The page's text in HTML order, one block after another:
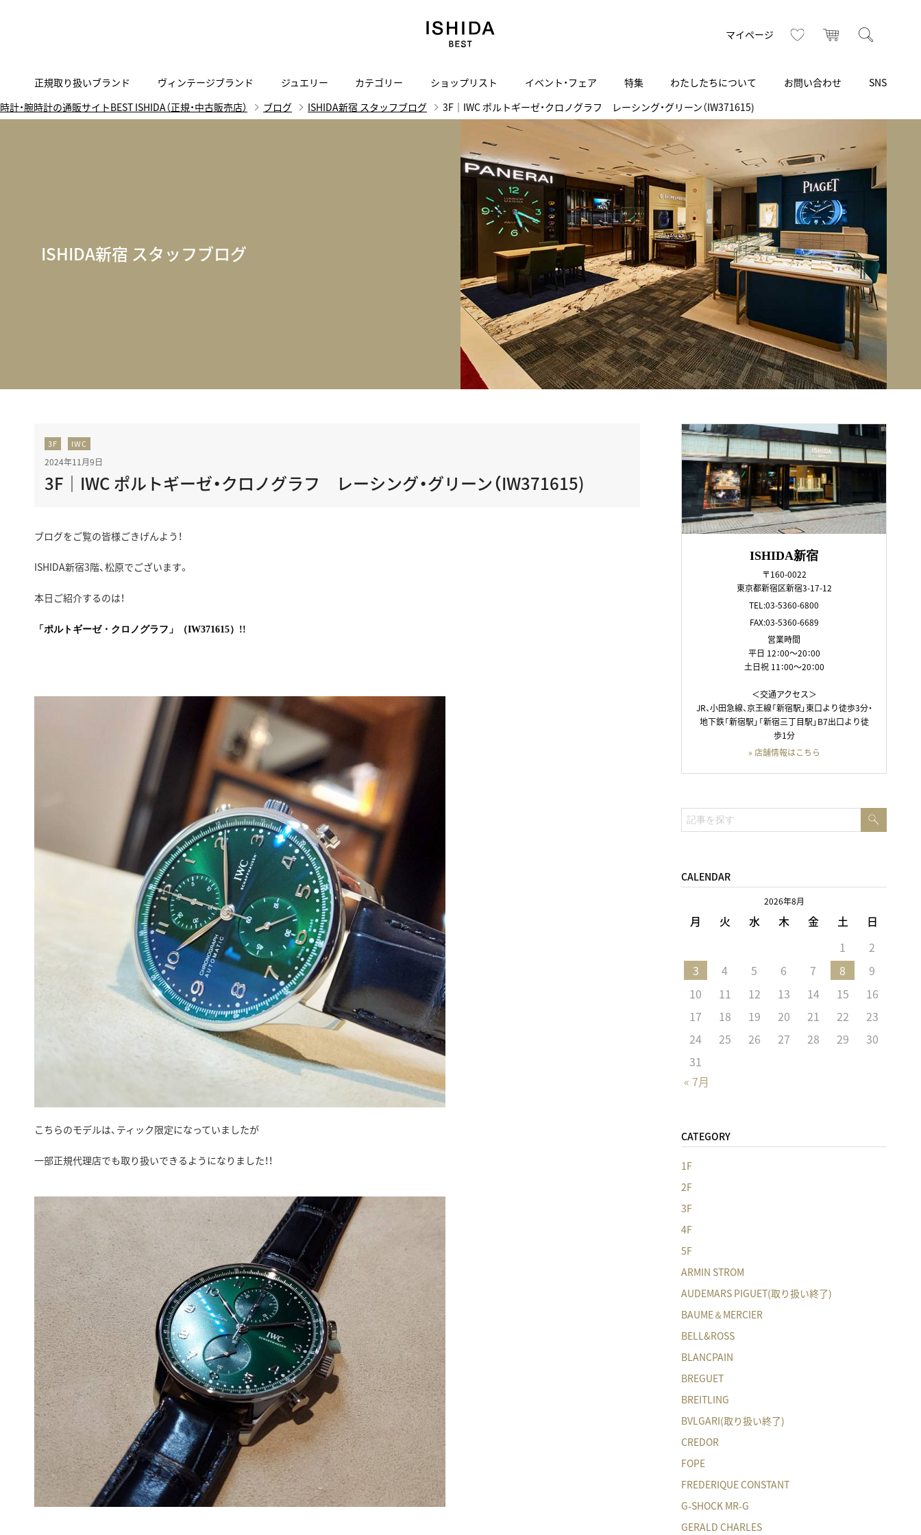
マイページ お気に入りカート
正規取り扱いブランド
A B C D E F G H I J K L M N O P R S T U V
amazfit
アマズフィット
AMIDA
アミダ
ARMINSTROM
アーミンシュトローム
Arnold & Son
アーノルド＆サン
正規取り扱いブランド一覧はこちら
ヴィンテージブランド
買取り・下取り・委託サービスについて
検索
ヴィンテージブランド一覧はこちら
ジュエリー カテゴリー
ヴィンテージブランド
スマートウォッチ
ISHIDA いいモノ Selection
いいモノ Gift selection
i.s.d.(アイエスディー)
ショップリスト
Luxury Time Lounge ブライトリング ブティック 銀座
ブライトリング ブティック GINZA SIX IWC 表参道ブティック BEST VINTAGE新宿
ヒューリックスクエア札幌
ショップリスト一覧はこちら
イベント・フェア 特集 わたしたちについて
代表メッセージ 会社概要 サービス CSR
お問い合わせ
お問い合わせ ご来店の予約 オンライン相談 買取り・下取り・委託サービス
SNS
INSTAGRAM
TikTok
時計・腕時計の通販サイトBEST ISHIDA（正規・中古販売店） ブログ ISHIDA新宿 スタッフブログ 3F｜IWC ポルトギーゼ・クロノグラフ レーシング・グリーン（IW371615)
ISHIDA新宿 スタッフブログ
3F IWC
2024年11月9日
3F｜IWC ポルトギーゼ・クロノグラフ レーシング・グリーン（IW371615)
ブログをご覧の皆様ごきげんよう！
ISHIDA新宿3階、松原でございます。
本日ご紹介するのは！
「ポルトギーゼ・クロノグラフ」（IW371615）!!
こちらのモデルは、ティック限定になっていましたが
一部正規代理店でも取り扱いできるようになりました！！
ISHIDA新宿
〒160-0022
東京都新宿区新宿3-17-12
TEL:03-5360-6800
FAX:03-5360-6689
営業時間
平日 12：00～20：00
土日祝 11：00～20：00
＜交通アクセス＞
JR、小田急線、京王線「新宿駅」東口より徒歩3分・
地下鉄「新宿駅」「新宿三丁目駅」B7出口より徒
歩1分
» 店舗情報はこちら
検
索:
CALENDAR
2026年8月
月 火 水 木 金 土 日
« 7月
1
2
3
4 5 6 7 8
9
10
11 12 13 14 15
16
17
18 19 20 21 22
23
24
25 26 27 28 29
30
31
CATEGORY
1F
2F
3F
4F
5F
ARMIN STROM
AUDEMARS PIGUET(取り扱い終了)
BAUME＆MERCIER
BELL&ROSS
BLANCPAIN
BREGUET
BREITLING
BVLGARI(取り扱い終了)
CREDOR
FOPE
FREDERIQUE CONSTANT
G-SHOCK MR-G
GERALD CHARLES